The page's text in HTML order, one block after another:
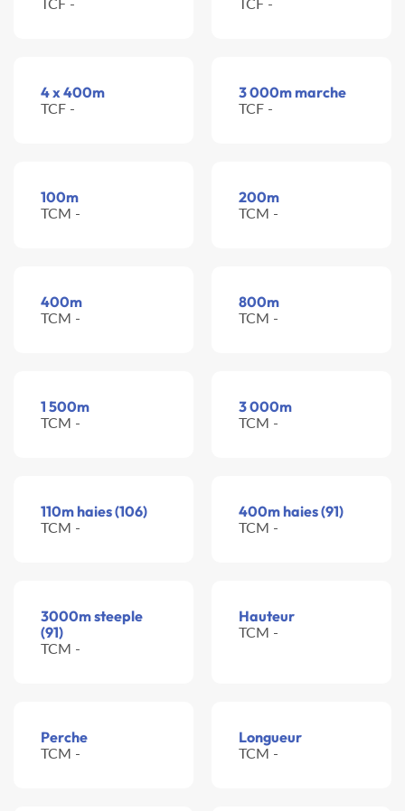
4 x 400m
TCF -
3 000m marche
TCF -
100m
TCM -
200m
TCM -
400m
TCM -
800m
TCM -
1 500m
TCM -
3 000m
TCM -
110m haies (106)
TCM -
400m haies (91)
TCM -
3000m steeple
(91)
TCM -
Hauteur
TCM -
Perche
TCM -
Longueur
TCM -